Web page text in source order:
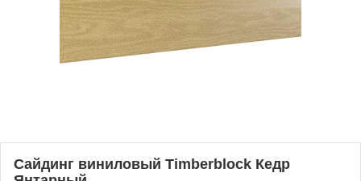
Сайдинг виниловый Timberblock Кедр